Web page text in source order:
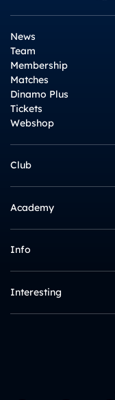
News
Team
Membership
Matches
Dinamo Plus
Tickets
Webshop
Club
Academy
Info
Interesting